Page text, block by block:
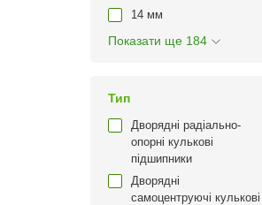
14 мм
Показати ще 184
Тип
Дворядні радіально-
опорні кулькові
підшипники
Дворядні
самоцентруючі кулькові